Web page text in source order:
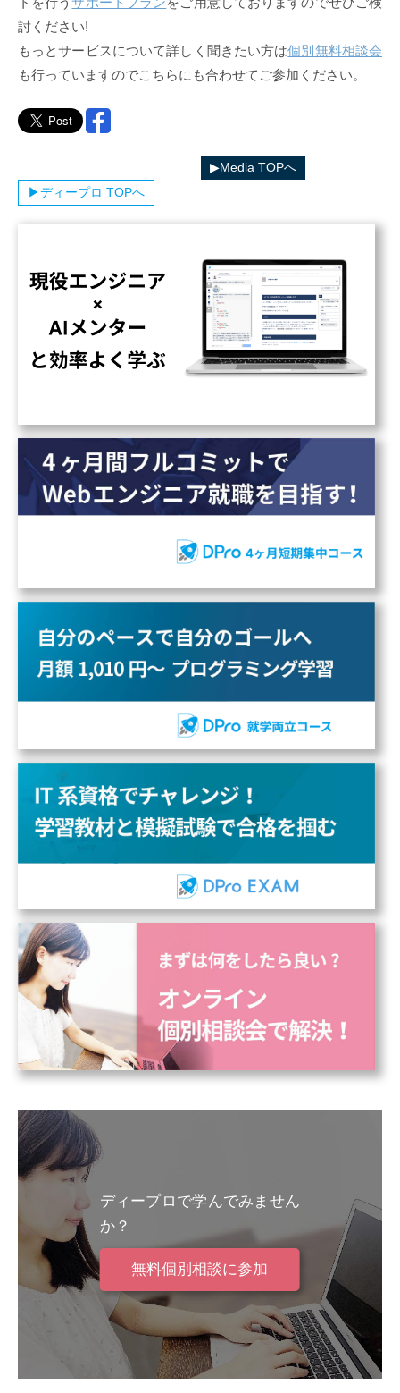
討ください!
もっとサービスについて詳しく聞きたい方は個別無料相談会
も行っていますのでこちらにも合わせてご参加ください。
▶︎Media TOPへ
▶︎ディープロ TOPへ
ディープロで学んでみません
か？
無料個別相談に参加